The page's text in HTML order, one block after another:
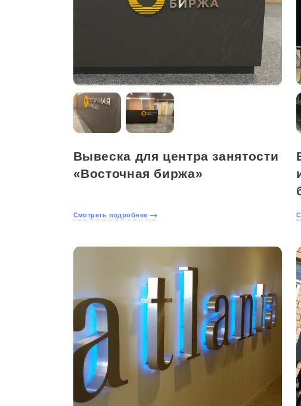
Вывеска для центра занятости
«Восточная биржа»
Смотреть подробнее